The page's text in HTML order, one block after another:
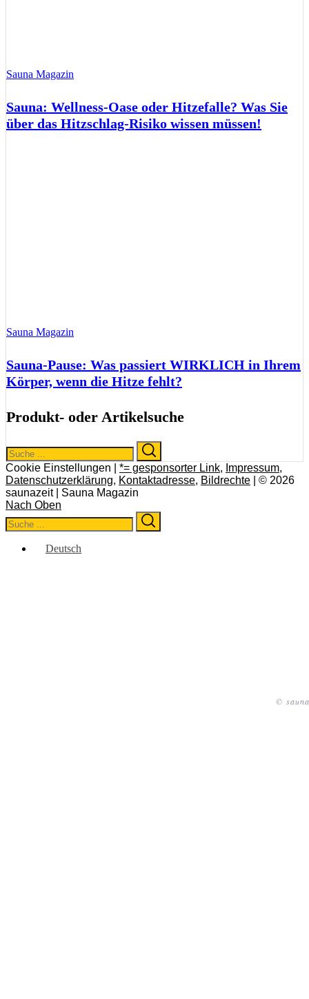
©
Sauna Magazin
Sauna: Wellness-Oase oder Hitzefalle? Was Sie
über das Hitzschlag-Risiko wissen müssen!
Sauna Magazin
Sauna-Pause: Was passiert WIRKLICH in Ihrem
Körper, wenn die Hitze fehlt?
Produkt- oder Artikelsuche
Search
for:
Cookie Einstellungen | *= gesponsorter Link, Impressum,
Datenschutzerklärung, Kontaktadresse, Bildrechte | © 2026
saunazeit | Sauna Magazin
Nach Oben
Search
for:
Deutsch